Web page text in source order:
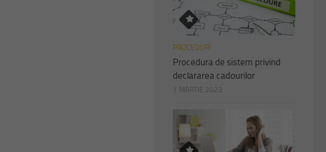
PROCEDURI
Procedura de sistem privind
declararea cadourilor
1 MARTIE 2023